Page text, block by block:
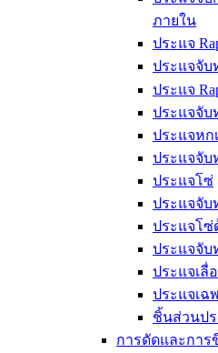
ภายใน
ประแจ
ประแจจับ
ประแจ
ประแจจับ
ประแจหก
ประแจจับ
ประแจโซ่
ประแจจับ
ประแจโซ่
ประแจจับ
ประแจเลื่
ประแจเฉ
ชิ้นส่วนป
การดัดและการ